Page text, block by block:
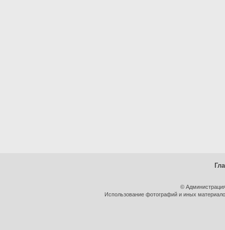
©
Использование фотографий и иных